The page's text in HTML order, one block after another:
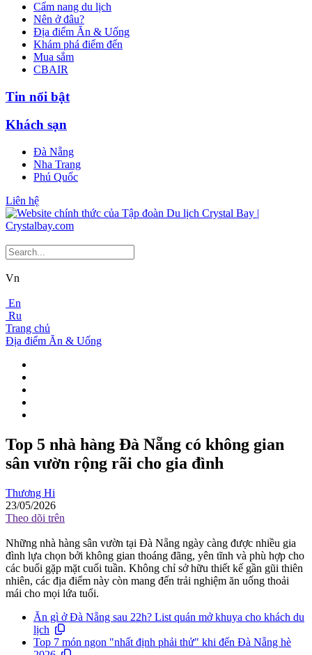
Cẩm nang du lịch
Nên ở đâu?
Địa điểm Ăn & Uống
Khám phá điểm đến
Mua sắm
CBAIR
Tin nổi bật
Khách sạn
Đà Nẵng
Nha Trang
Phú Quốc
Liên hệ
Vn
En
Ru
Trang chủ
Địa điểm Ăn & Uống
Top 5 nhà hàng Đà Nẵng có không gian
sân vườn rộng rãi cho gia đình
Thương Hi
23/05/2026
Theo dõi trên
Những nhà hàng sân vườn tại Đà Nẵng ngày càng được nhiều gia
đình lựa chọn bởi không gian thoáng đãng, yên tĩnh và phù hợp cho
các buổi gặp mặt cuối tuần. Không chỉ sở hữu thiết kế gần gũi thiên
nhiên, các địa điểm này còn mang đến trải nghiệm ăn uống thoải
mái cho mọi lứa tuổi.
Ăn gì ở Đà Nẵng sau 22h? List quán mở khuya cho khách du
lịch
Top 7 món ngon "nhất định phải thử" khi đến Đà Nẵng hè